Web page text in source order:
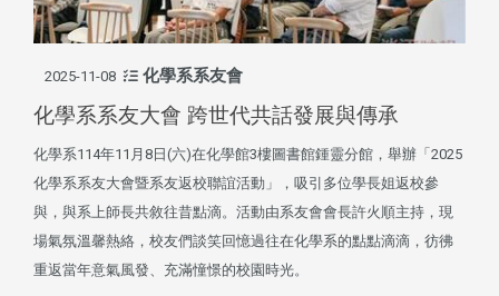
2025-11-08 化學系系友會
化學系系友大會 跨世代共話發展與傳承
化學系114年11月8日(六)在化學館3樓圖書館鍾靈分館，舉辦「2025
化學系系友大會暨系友返校聯誼活動」，吸引多位學長姐返校參
與，與系上師長共敘往昔點滴。活動由系友會會長許火順主持，現
場氣氛溫馨熱絡，校友們談笑回憶過往在化學系的點點滴滴，彷彿
重返當年意氣風發、充滿憧憬的校園時光。